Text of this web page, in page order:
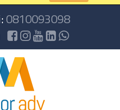
0810093098